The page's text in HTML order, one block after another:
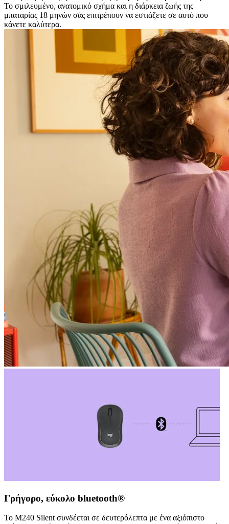
Το σμιλευμένο, ανατομικό σχήμα και η διάρκεια ζωής της
μπαταρίας 18 μηνών σάς επιτρέπουν να εστιάζετε σε αυτό που
κάνετε καλύτερα.
Γρήγορο, εύκολο bluetooth®
Το M240 Silent συνδέεται σε δευτερόλεπτα με ένα αξιόπιστο